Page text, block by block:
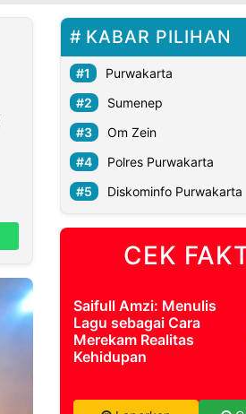
KABAR PILIHAN
Purwakarta
Sumenep
Om Zein
Polres Purwakarta
Diskominfo Purwakarta
CEK
Saifull Amzi: Menulis
Lagu sebagai Cara
Merekam Realitas
Kehidupan